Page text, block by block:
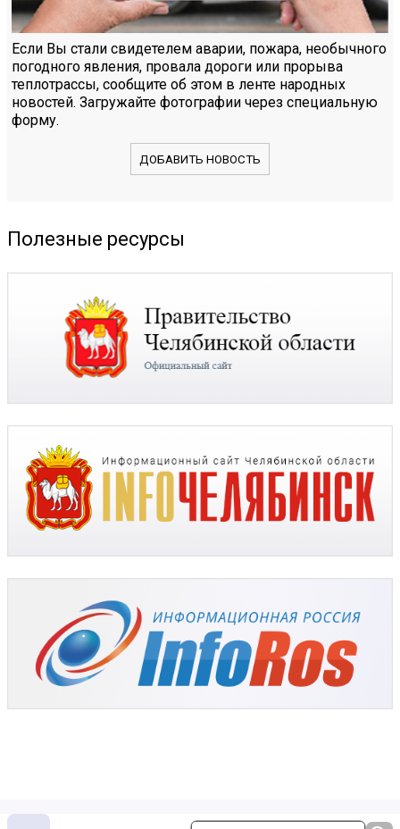
Если Вы стали свидетелем аварии, пожара, необычного
погодного явления, провала дороги или прорыва
теплотрассы, сообщите об этом в ленте народных
новостей. Загружайте фотографии через специальную
форму.
ДОБАВИТЬ НОВОСТЬ
Полезные ресурсы